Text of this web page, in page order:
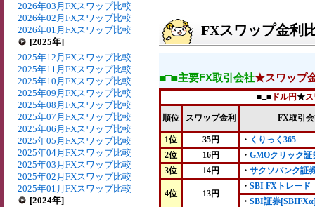
2026年03月FXスワップ比較
2026年02月FXスワップ比較
2026年01月FXスワップ比較
[2025年]
2025年12月FXスワップ比較
2025年11月FXスワップ比較
2025年10月FXスワップ比較
2025年09月FXスワップ比較
2025年08月FXスワップ比較
2025年07月FXスワップ比較
2025年06月FXスワップ比較
2025年05月FXスワップ比較
2025年04月FXスワップ比較
2025年03月FXスワップ比較
2025年02月FXスワップ比較
2025年01月FXスワップ比較
[2024年]
FXスワップ金利
■□■主要FX取引会社★スワップ
■□■ ドル円★
順位 スワップ金利 FX取引
1位 35円 ・ くりっく365
2位
16円 ・ GMOクリック証
3位
14円 ・ サクソバンク証
4位 13円
・ SBI FXトレード
・ SBI証券